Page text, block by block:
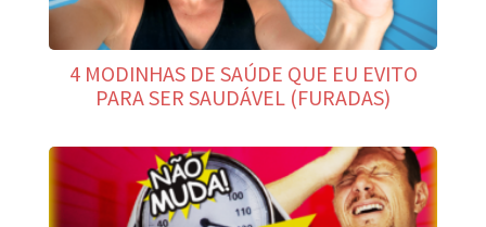
4 MODINHAS DE SAÚDE QUE EU EVITO
PARA SER SAUDÁVEL (FURADAS)